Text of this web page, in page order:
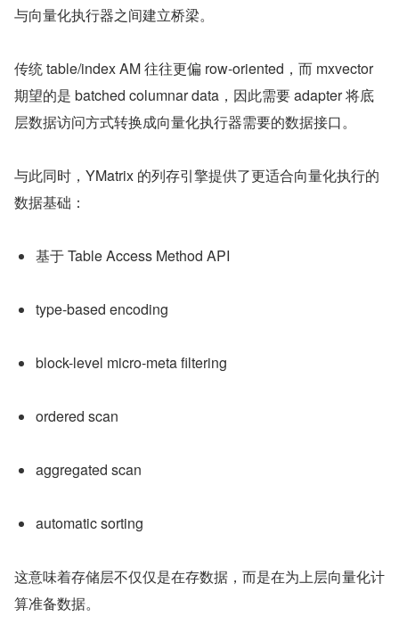
与向量化执行器之间建立桥梁。
传统 table/index AM 往往更偏 row-oriented，而 mxvector
期望的是 batched columnar data，因此需要 adapter 将底
层数据访问方式转换成向量化执行器需要的数据接口。
与此同时，YMatrix 的列存引擎提供了更适合向量化执行的
数据基础：
基于 Table Access Method API
type-based encoding
block-level micro-meta filtering
ordered scan
aggregated scan
automatic sorting
这意味着存储层不仅仅是在存数据，而是在为上层向量化计
算准备数据。